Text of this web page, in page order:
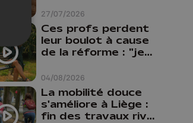
27/07/2026
province de Liège :
"Un citoyen qui
n'est formé ne
peut pas nous
aider"
04/08/2026
Ces profs perdent
leur boulot à cause
de la réforme : "je
comme prof que
comme
pharmacienne"
La mobilité douce
s'améliore à Liège :
fin des travaux rive